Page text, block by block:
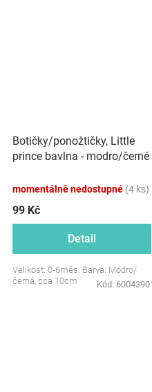
Botičky/ponožtičky, Little
prince bavlna - modro/černé
momentálně nedostupné (4 ks)
99 Kč
Detail
Velikost: 0-6měs. Barva: Modro/
černá, cca 10cm
Kód: